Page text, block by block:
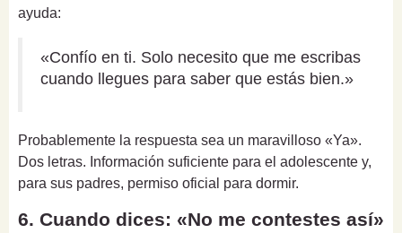
ayuda:
«Confío en ti. Solo necesito que me escribas
cuando llegues para saber que estás bien.»
Probablemente la respuesta sea un maravilloso «Ya».
Dos letras. Información suficiente para el adolescente y,
para sus padres, permiso oficial para dormir.
6. Cuando dices: «No me contestes así»